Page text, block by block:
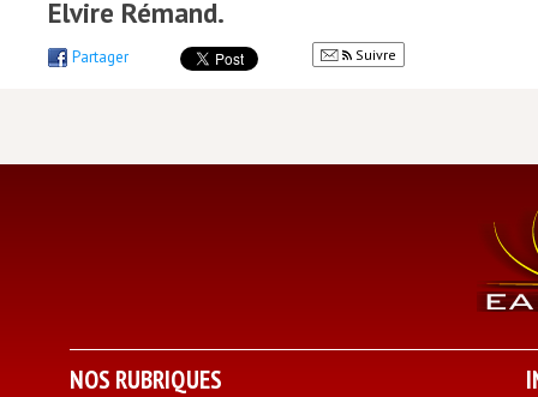
Elvire Rémand.
Partager Suivre
NOS RUBRIQUES